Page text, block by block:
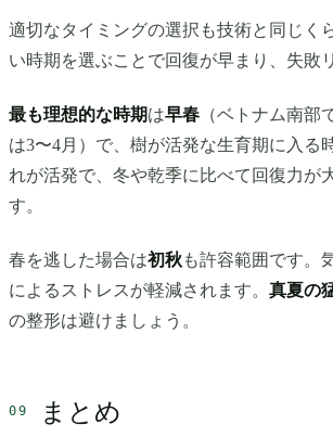
適切なタイミングの選択も技術と同じく
い時期を選ぶことで回復が早まり、失敗
最も理想的な時期は早春 （ベトナム南部
は3〜4月）で、樹が活発な生育期に入る
れが活発で、冬や乾季に比べて回復力が
す。
春を逃した場合は初秋も許容範囲です。
によるストレスが軽減されます。 真夏の
の整形は避けましょう。
まとめ